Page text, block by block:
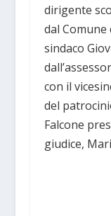
dirigente
dal
sindaco
con il
del
Falcone
giudice,